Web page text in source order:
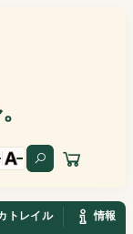
トレイル
情報